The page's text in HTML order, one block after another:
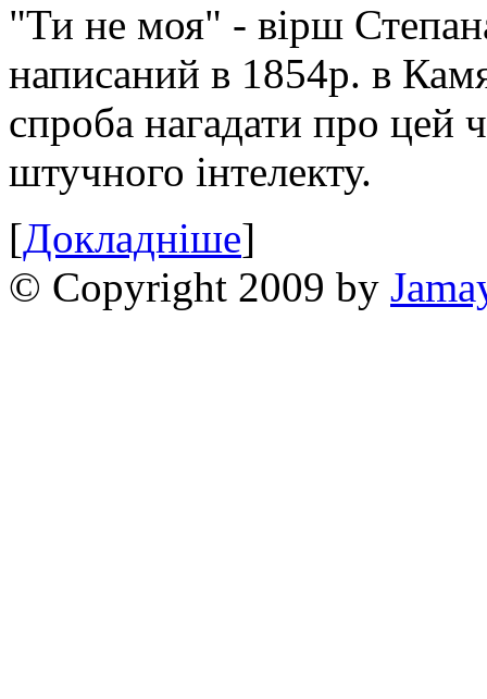
"Ти не моя" - вірш
написаний в 1854р. в
спроба нагадати про цей
штучного інтелекту.
[Докладніше]
© Copyright 2009 by